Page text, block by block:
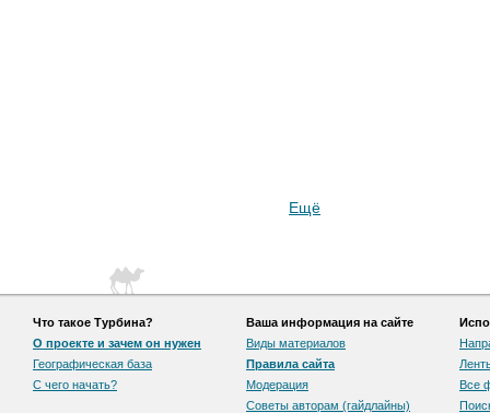
Ещё
Что такое Турбина?
О проекте и зачем он нужен
Географическая база
С чего начать?
Ваша информация на сайте
Виды материалов
Правила сайта
Модерация
Советы авторам (гайдлайны)
Все